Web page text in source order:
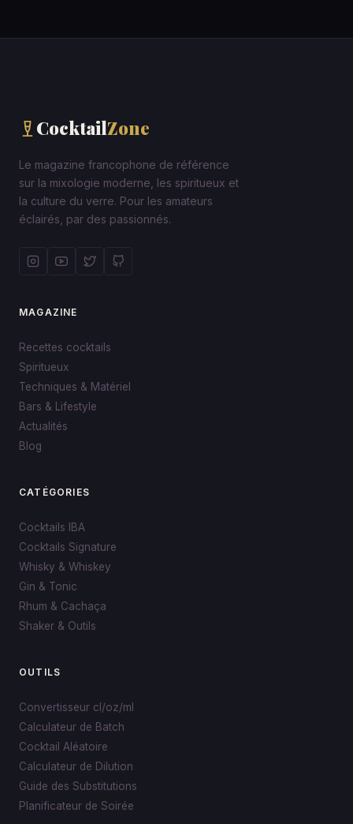
CocktailZone
Le magazine francophone de référence
sur la mixologie moderne, les spiritueux et
la culture du verre. Pour les amateurs
éclairés, par des passionnés.
MAGAZINE
Recettes cocktails
Spiritueux
Techniques & Matériel
Bars & Lifestyle
Actualités
Blog
CATÉGORIES
Cocktails IBA
Cocktails Signature
Whisky & Whiskey
Gin & Tonic
Rhum & Cachaça
Shaker & Outils
OUTILS
Convertisseur cl/oz/ml
Calculateur de Batch
Cocktail Aléatoire
Calculateur de Dilution
Guide des Substitutions
Planificateur de Soirée